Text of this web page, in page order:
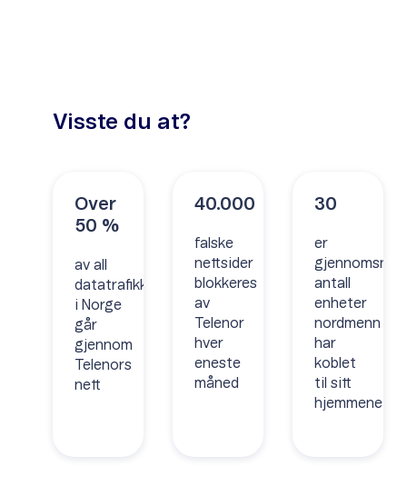
Visste du at?
Over
50 %
av all
datatrafikk
i Norge
går
gjennom
Telenors
nett
40.000
falske
nettsider
blokkeres
av
Telenor
hver
eneste
måned
30
er
antall
enheter
nordmenn
har
koblet
til sitt
hjemmenett